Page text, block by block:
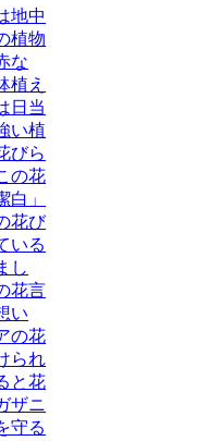
地中
植物
な
植え
日当
い植
びら
の花
白」
花び
いる
し
花言
い
の花
られ
と花
ザニ
守る